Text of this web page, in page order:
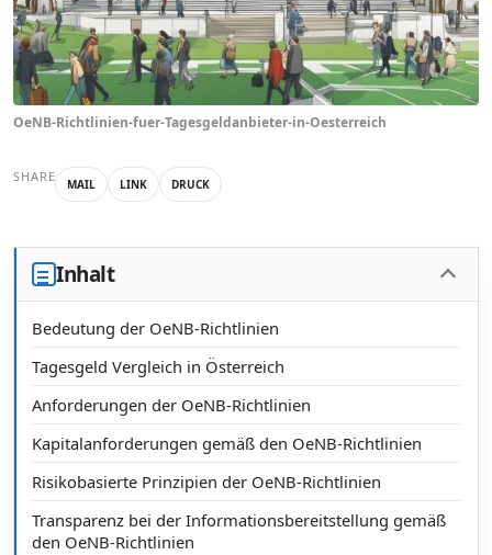
OeNB-Richtlinien-fuer-Tagesgeldanbieter-in-Oesterreich
SHARE MAIL LINK DRUCK
Inhalt
Bedeutung der OeNB-Richtlinien
Tagesgeld Vergleich in Österreich
Anforderungen der OeNB-Richtlinien
Kapitalanforderungen gemäß den OeNB-Richtlinien
Risikobasierte Prinzipien der OeNB-Richtlinien
Transparenz bei der Informationsbereitstellung gemäß
den OeNB-Richtlinien